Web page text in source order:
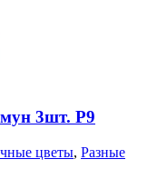
3шт. Р9
цветы, Разные